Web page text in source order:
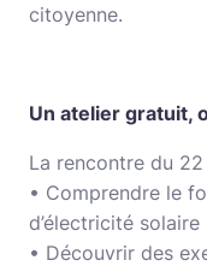
citoyenne.
Un atelier gratuit,
La rencontre du
• Comprendre le
d’électricité solaire
• Découvrir des